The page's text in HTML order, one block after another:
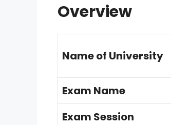
Overview
Name of University
Exam Name
Exam Session